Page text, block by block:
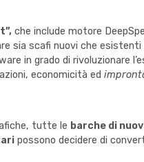
che include motore
sia scafi nuovi che
in grado di rivoluzionare
economicità ed
tutte le barche di
possono decidere di